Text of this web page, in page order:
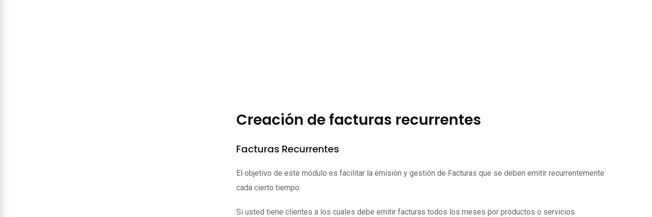
Creación de facturas recurrentes
Facturas Recurrentes
El objetivo de este módulo es facilitar la emisión y gestión de Facturas que se deben emitir recurrentemente
cada cierto tiempo.
Si usted tiene clientes a los cuales debe emitir facturas todos los meses por productos o servicios